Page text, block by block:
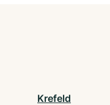
Krefeld